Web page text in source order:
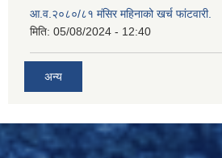
आ.व.२०८०/८१ मंसिर महिनाको खर्च फांटवारी.
मिति: 05/08/2024 - 12:40
अन्य